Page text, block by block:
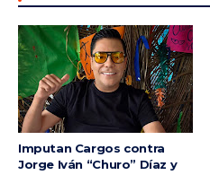
Imputan Cargos contra
Jorge Iván “Churo” Díaz y